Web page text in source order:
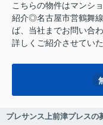
こちらの物件はマンシ
紹介◎名古屋市営鶴舞
ば、当社までお問い合
詳しくご紹介させてい
プレサンス上前津プレスの